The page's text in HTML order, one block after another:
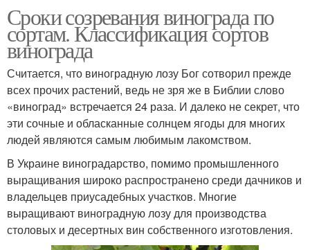
Сроки созревания винограда по
сортам. Классификация сортов
винограда
Считается, что виноградную лозу Бог сотворил прежде
всех прочих растений, ведь не зря же в Библии слово
«виноград» встречается 24 раза. И далеко не секрет, что
эти сочные и обласканные солнцем ягоды для многих
людей являются самым любимым лакомством.
В Украине виноградарство, помимо промышленного
выращивания широко распространено среди дачников и
владельцев приусадебных участков. Многие
выращивают виноградную лозу для производства
столовых и десертных вин собственного изготовления.